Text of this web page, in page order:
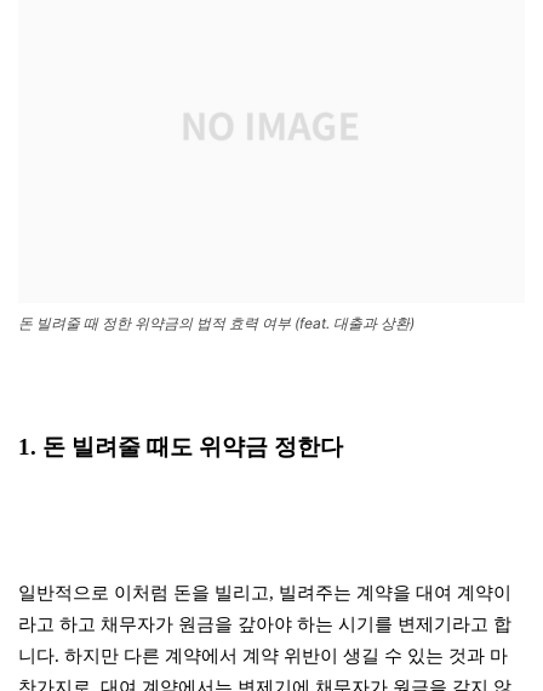
돈 빌려줄 때 정한 위약금의 법적 효력 여부 (feat. 대출과 상환)
1. 돈 빌려줄 때도 위약금 정한다
일반적으로 이처럼 돈을 빌리고, 빌려주는 계약을 대여 계약이
라고 하고 채무자가 원금을 갚아야 하는 시기를 변제기라고 합
니다. 하지만 다른 계약에서 계약 위반이 생길 수 있는 것과 마